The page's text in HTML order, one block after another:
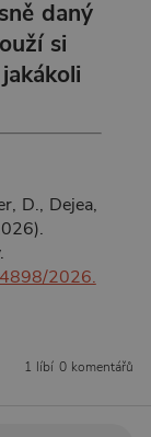
daný
si
D., Dejea,
2026.
1 líbí 0 komentářů